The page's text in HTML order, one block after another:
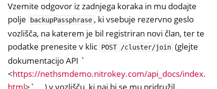
Vzemite odgovor iz zadnjega koraka in mu dodajte
polje
backupPassphrase , ki vsebuje rezervno geslo
vozlišča, na katerem je bil registriran novi član, ter te
podatke prenesite v klic POST /cluster/join (glejte
dokumentacijo API `
<https://nethsmdemo.nitrokey.com/api_docs/index.